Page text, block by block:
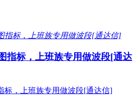
指标，上班族专用做波段[通达
标，上班族专用做波段[通达信]